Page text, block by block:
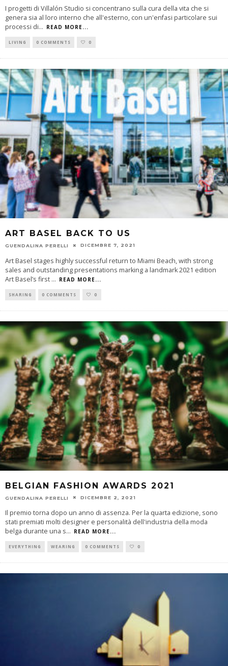
I progetti di Villalón Studio si concentrano sulla cura della vita che si
genera sia al loro interno che all'esterno, con un'enfasi particolare sui
processi di... READ MORE...
LIVING 0 COMMENTS 0
ART BASEL BACK TO US
GUENDALINA PERELLI DICEMBRE 7, 2021
Art Basel stages highly successful return to Miami Beach, with strong
sales and outstanding presentations marking a landmark 2021 edition
Art Basel’s first ... READ MORE...
SHARING 0 COMMENTS 0
BELGIAN FASHION AWARDS 2021
GUENDALINA PERELLI DICEMBRE 2, 2021
Il premio torna dopo un anno di assenza. Per la quarta edizione, sono
stati premiati molti designer e personalità dell'industria della moda
belga durante una s... READ MORE...
EVERYTHING WEARING 0 COMMENTS 0